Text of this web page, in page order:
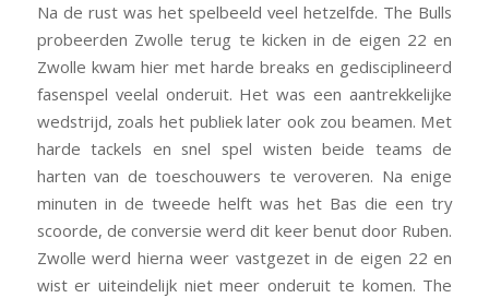
Na de rust was het spelbeeld veel hetzelfde. The Bulls
probeerden Zwolle terug te kicken in de eigen 22 en
Zwolle kwam hier met harde breaks en gedisciplineerd
fasenspel veelal onderuit. Het was een aantrekkelijke
wedstrijd, zoals het publiek later ook zou beamen. Met
harde tackels en snel spel wisten beide teams de
harten van de toeschouwers te veroveren. Na enige
minuten in de tweede helft was het Bas die een try
scoorde, de conversie werd dit keer benut door Ruben.
Zwolle werd hierna weer vastgezet in de eigen 22 en
wist er uiteindelijk niet meer onderuit te komen. The